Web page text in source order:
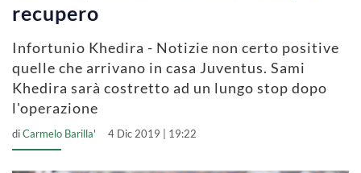
recupero
Infortunio Khedira - Notizie non certo positive
quelle che arrivano in casa Juventus. Sami
Khedira sarà costretto ad un lungo stop dopo
l'operazione
diCarmelo Barilla' 4 Dic 2019 | 19:22